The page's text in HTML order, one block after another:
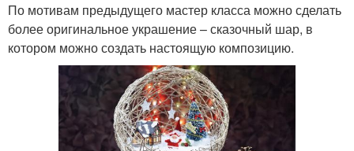
По мотивам предыдущего мастер класса можно сделать
более оригинальное украшение – сказочный шар, в
котором можно создать настоящую композицию.